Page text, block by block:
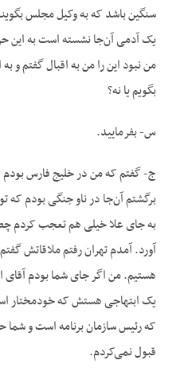
سنگین باشد که به وکیل مجلس
یک آدمی آن‌جا نشسته است به این
من نبود این را من به اقبال گفتم و
بگویم یا نه؟
س- بفرمایید.
ج- گفتم که من در خلیج فارس بودم
برگشتم آن‌جا در ناو جنگی بودم
به جای علا خیلی هم تعجب کردم
آورد. آمدم تهران رفتم ملاقاتش
هستیم. من اگر جای شما بودم آقای
یک ابتهاجی هستش که خودمختار
که رئیس سازمان برنامه است و شما
قبول نمی‌کردم.